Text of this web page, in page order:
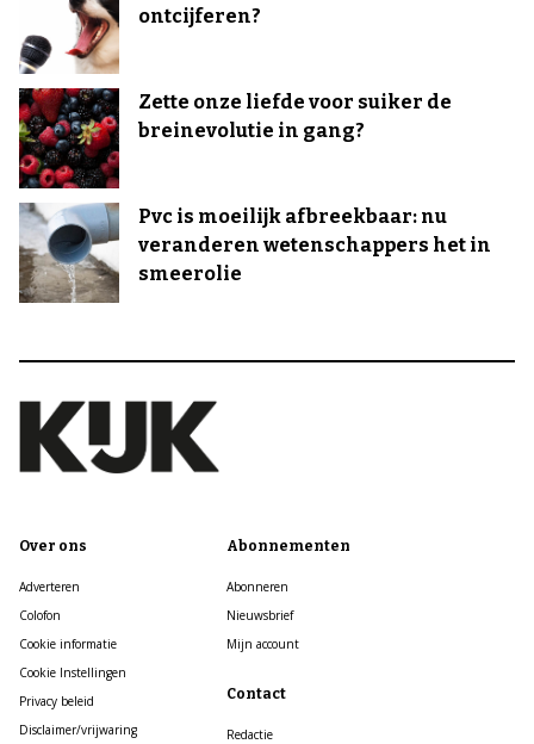
ontcijferen?
Zette onze liefde voor suiker de
breinevolutie in gang?
Pvc is moeilijk afbreekbaar: nu
veranderen wetenschappers het in
smeerolie
Over ons
Adverteren
Colofon
Cookie informatie
Cookie Instellingen
Privacy beleid
Disclaimer/vrijwaring
Abonnementen
Abonneren
Nieuwsbrief
Mijn account
Contact
Redactie